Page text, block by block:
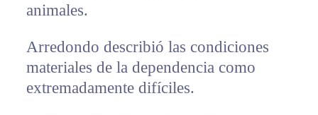
animales.
Arredondo describió las condiciones
materiales de la dependencia como
extremadamente difíciles.